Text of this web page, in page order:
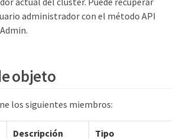
administrador con el método API
objeto
los siguientes miembros:
Descripción Tipo